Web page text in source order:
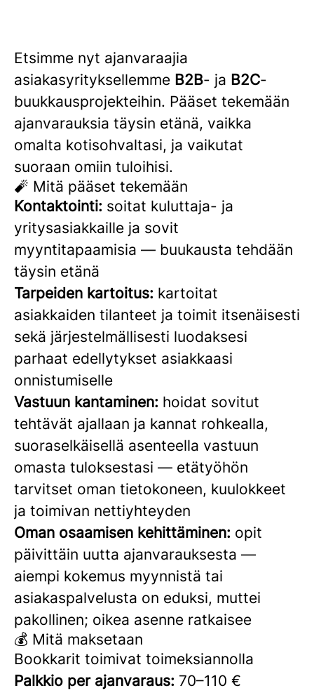
Etsimme nyt ajanvaraajia
asiakasyrityksellemme B2B- ja B2C-
buukkausprojekteihin. Pääset tekemään
ajanvarauksia täysin etänä, vaikka
omalta kotisohvaltasi, ja vaikutat
suoraan omiin tuloihisi.
🧨 Mitä pääset tekemään
Kontaktointi: soitat kuluttaja- ja
yritysasiakkaille ja sovit
myyntitapaamisia — buukausta tehdään
täysin etänä
Tarpeiden kartoitus: kartoitat
asiakkaiden tilanteet ja toimit itsenäisesti
sekä järjestelmällisesti luodaksesi
parhaat edellytykset asiakkaasi
onnistumiselle
Vastuun kantaminen: hoidat sovitut
tehtävät ajallaan ja kannat rohkealla,
suoraselkäisellä asenteella vastuun
omasta tuloksestasi — etätyöhön
tarvitset oman tietokoneen, kuulokkeet
ja toimivan nettiyhteyden
Oman osaamisen kehittäminen: opit
päivittäin uutta ajanvarauksesta —
aiempi kokemus myynnistä tai
asiakaspalvelusta on eduksi, muttei
pakollinen; oikea asenne ratkaisee
💰 Mitä maksetaan
Bookkarit toimivat toimeksiannolla
Palkkio per ajanvaraus: 70–110 €